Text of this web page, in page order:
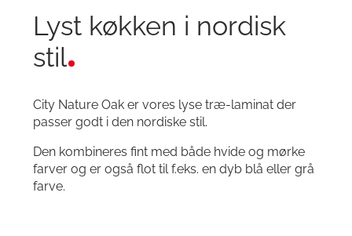
Lyst køkken i nordisk
stil
City Nature Oak er vores lyse træ-laminat der
passer godt i den nordiske stil.
Den kombineres fint med både hvide og mørke
farver og er også flot til f.eks. en dyb blå eller grå
farve.